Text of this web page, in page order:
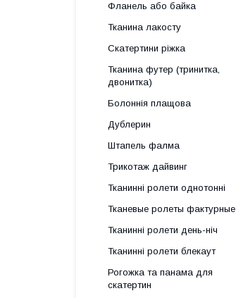
Фланель або байка
Тканина лакосту
Скатертини ріжка
Тканина футер (тринитка,
двонитка)
Болоннія плащова
Дублерин
Штапель фалма
Трикотаж дайвинг
Тканинні ролети однотонні
Тканевые ролеты фактурные
Тканинні ролети день-ніч
Тканинні ролети блекаут
Рогожка та панама для
скатертин